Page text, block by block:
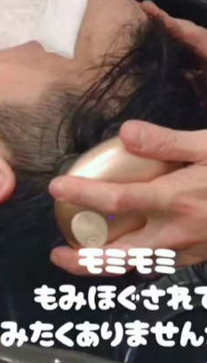
当日予約OK
さん1人orお子さま2人
るか挑戦を応援◎キッズカ
い子抱っこOK※整髪料、暴